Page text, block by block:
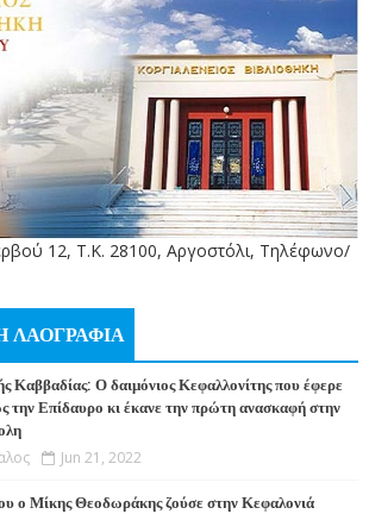
12, Τ.Κ. 28100, Αργοστόλι, Τηλέφωνο/
ΛΑΟΓΡΑΦΙΑ
Καββαδίας: Ο δαιμόνιος Κεφαλλονίτης που έφερε
την Επίδαυρο κι έκανε την πρώτη ανασκαφή στην
Jun 21, 2022
ο Μίκης Θεοδωράκης ζούσε στην Κεφαλονιά